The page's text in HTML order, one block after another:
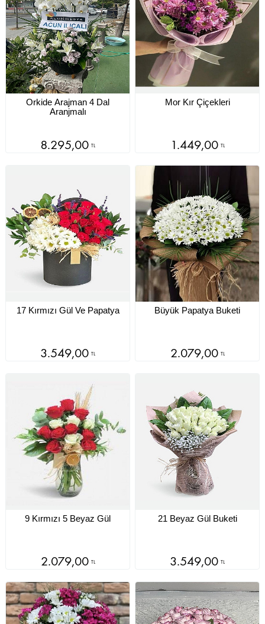
Orkide Arajman 4 Dal
Aranjmalı
8.295,00 TL
Mor Kır Çiçekleri
1.449,00 TL
17 Kırmızı Gül Ve Papatya
3.549,00 TL
Büyük Papatya Buketi
2.079,00 TL
9 Kırmızı 5 Beyaz Gül
2.079,00 TL
21 Beyaz Gül Buketi
3.549,00 TL